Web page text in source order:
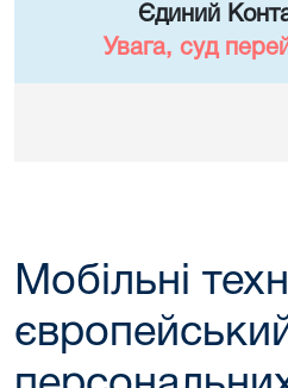
Єдиний
Увага, суд
Мобільні